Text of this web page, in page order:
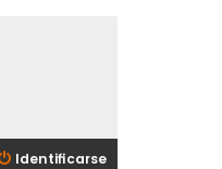
Identificarse